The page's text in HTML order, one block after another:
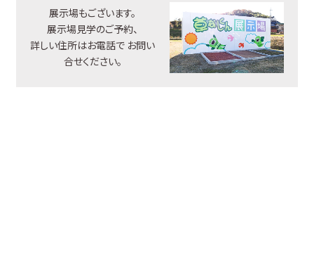
展示場もございます。
展示場見学のご予約、
詳しい住所はお電話で お問い
合せください。